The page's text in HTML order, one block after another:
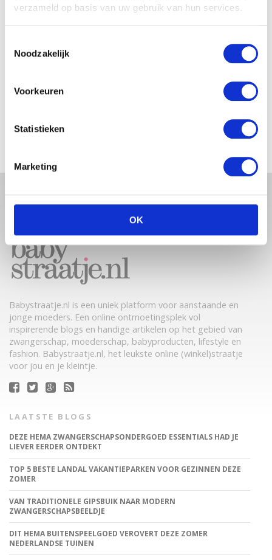
verzameld op basis van uw gebruik van hun services.
Noodzakelijk
Voorkeuren
Statistieken
Marketing
OK
WAAROM COMFORT
5X TIPS OM ALS KERSVERSE
OUDER TE GENIETEN VAN EEN
Babystraatje.nl is een uniek platform voor aanstaande en
jonge moeders. Een online ontmoetingsplek vol
inspirerende blogs en handige artikelen op het gebied van
zwangerschap, moederschap, babyproducten, lifestyle en
fashion. Babystraatje.nl, het leukste online (winkel)straatje
voor jou en je kleintje.
LAATSTE BLOGS
DEZE HEMA ZWANGERSCHAPSONDERGOED ESSENTIALS HAD JE
LIEVER EERDER ONTDEKT
TOP 5 BESTE LANDAL VAKANTIEPARKEN VOOR GEZINNEN DEZE
ZOMER
VAN TRADITIONELE GIPSBUIK NAAR MODERN
ZWANGERSCHAPSBEELDJE
DIT HEMA BUITENSPEELGOED VEROVERT DEZE ZOMER
NEDERLANDSE TUINEN